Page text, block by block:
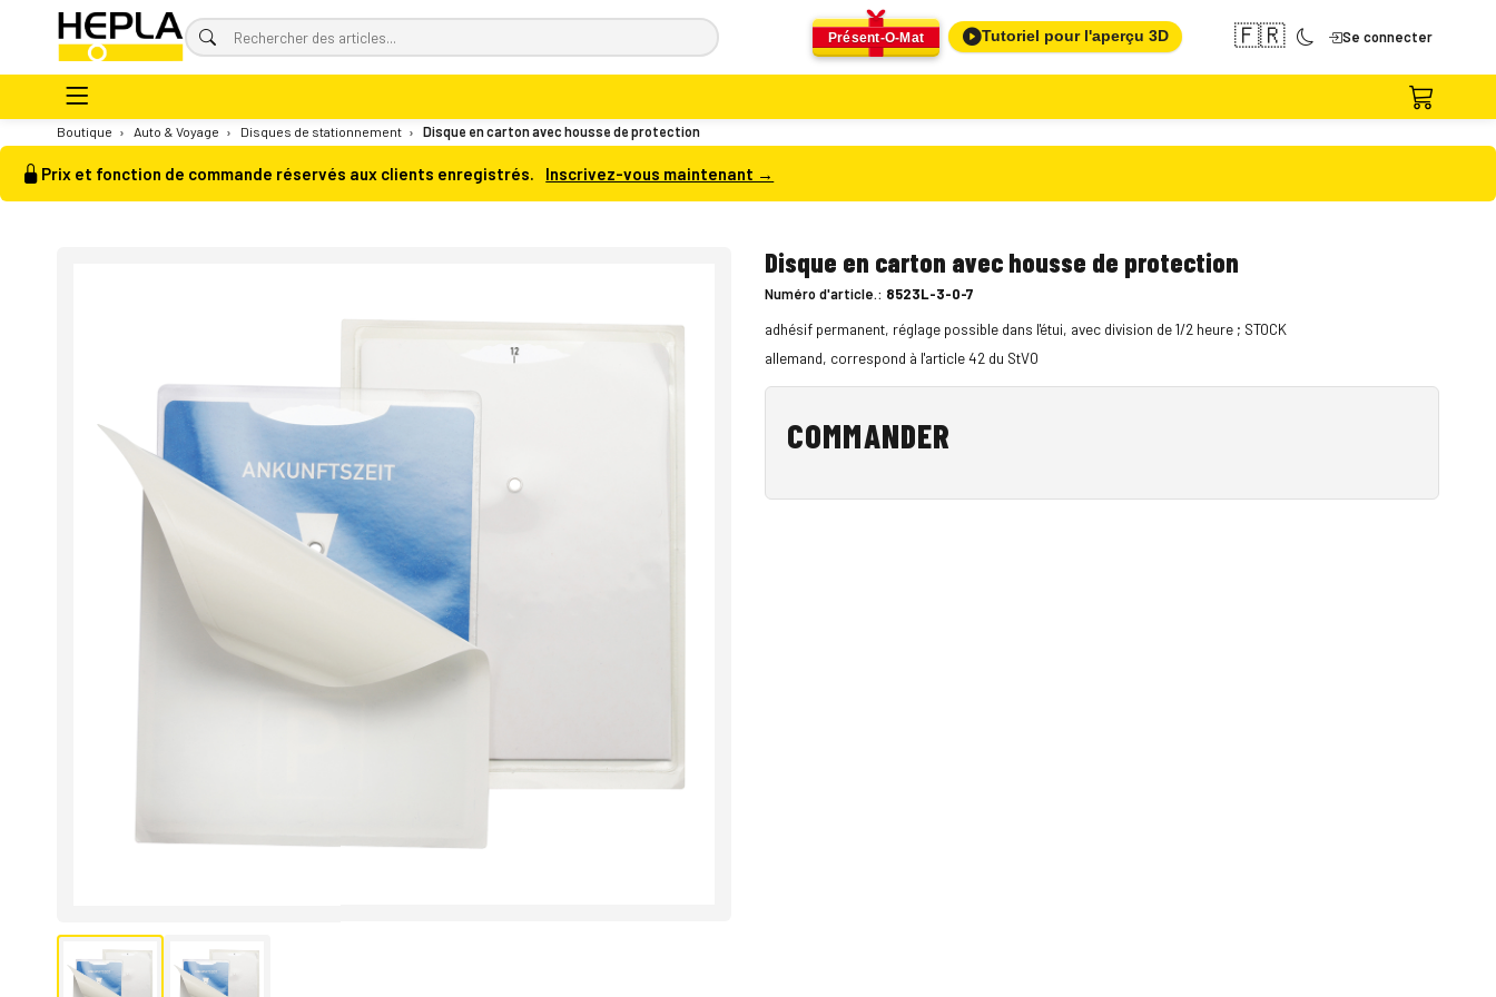
Présent-O-Mat Tutoriel pour l'aperçu 3D 🇫🇷 Se connecter
Boutique › Auto & Voyage › Disques de stationnement › Disque en carton avec housse de protection
Prix et fonction de commande réservés aux clients enregistrés. Inscrivez-vous maintenant →
Disque en carton avec housse de protection
Numéro d'article.: 8523L-3-0-7
adhésif permanent, réglage possible dans l'étui, avec division de 1/2 heure ; STOCK
allemand, correspond à l'article 42 du StVO
COMMANDER